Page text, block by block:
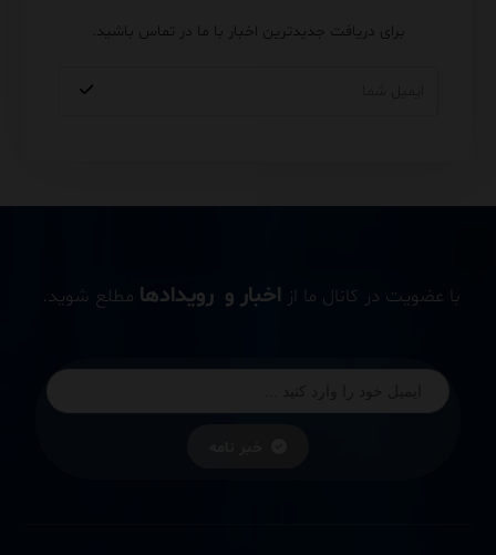
برای دریافت جدیدترین اخبار با ما در تماس باشید.
با عضویت در کانال ما از اخبار و رویدادها مطلع شوید.